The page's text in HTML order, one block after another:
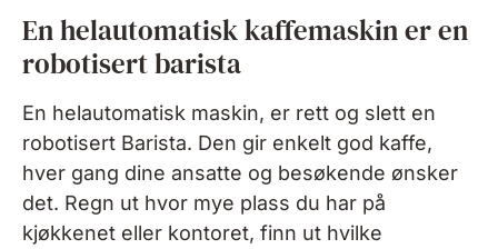
En helautomatisk kaffemaskin er en
robotisert barista
En helautomatisk maskin, er rett og slett en
robotisert Barista. Den gir enkelt god kaffe,
hver gang dine ansatte og besøkende ønsker
det. Regn ut hvor mye plass du har på
kjøkkenet eller kontoret, finn ut hvilke